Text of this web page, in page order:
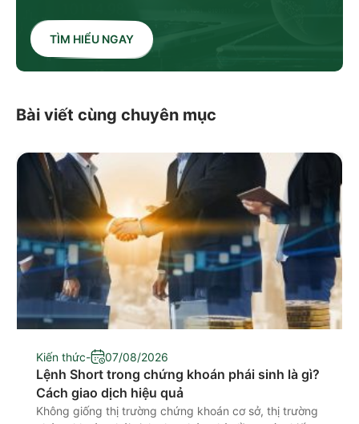
TÌM HIỂU NGAY
Bài viết cùng chuyên mục
Kiến thức- 07/08/2026
Lệnh Short trong chứng khoán phái sinh là gì?
Cách giao dịch hiệu quả
Không giống thị trường chứng khoán cơ sở, thị trường